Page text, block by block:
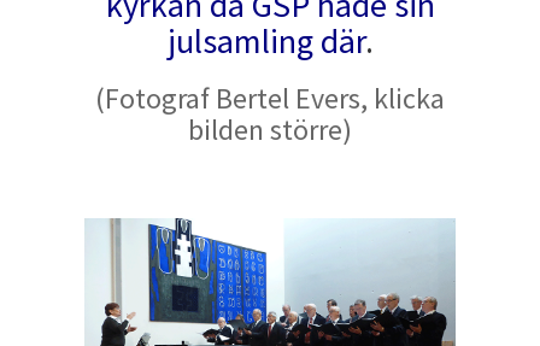
julsamling där.
(Fotograf Bertel Evers, klicka
bilden större)